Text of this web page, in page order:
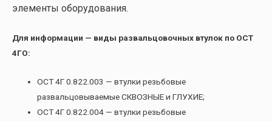
элементы оборудования.
Для информации — виды развальцовочных втулок по ОСТ
4ГО:
ОСТ 4Г 0.822.003 — втулки резьбовые
развальцовываемые СКВОЗНЫЕ и ГЛУХИЕ;
ОСТ 4Г 0.822.004 — втулки резьбовые